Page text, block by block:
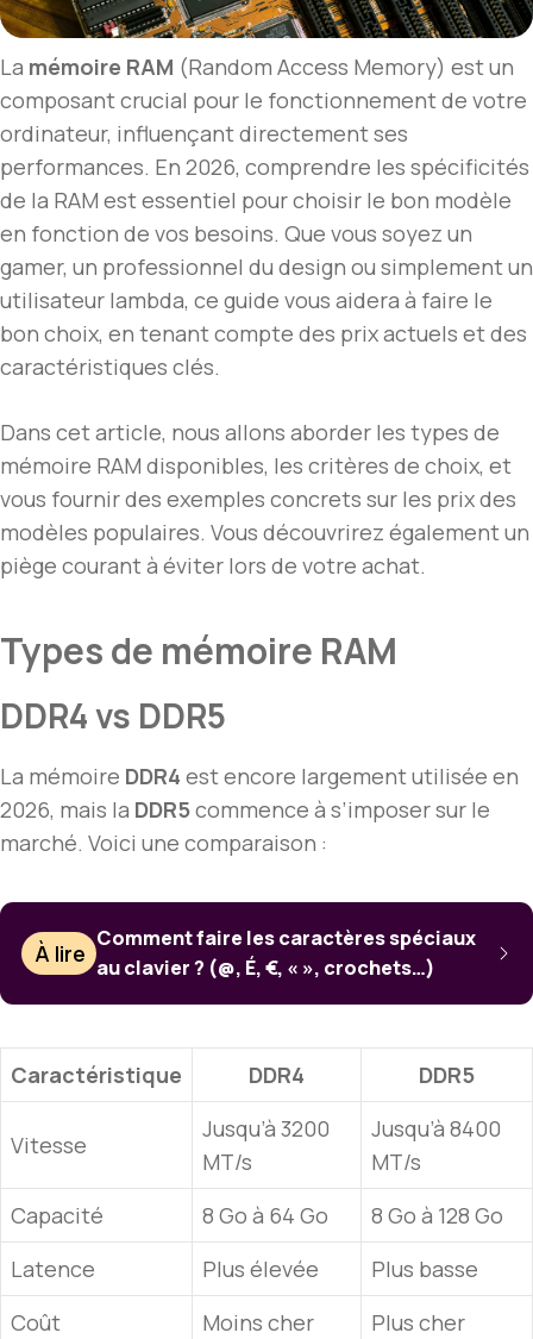
La mémoire RAM (Random Access Memory) est un
composant crucial pour le fonctionnement de votre
ordinateur, influençant directement ses
performances. En 2026, comprendre les spécificités
de la RAM est essentiel pour choisir le bon modèle
en fonction de vos besoins. Que vous soyez un
gamer, un professionnel du design ou simplement un
utilisateur lambda, ce guide vous aidera à faire le
bon choix, en tenant compte des prix actuels et des
caractéristiques clés.
Dans cet article, nous allons aborder les types de
mémoire RAM disponibles, les critères de choix, et
vous fournir des exemples concrets sur les prix des
modèles populaires. Vous découvrirez également un
piège courant à éviter lors de votre achat.
Types de mémoire RAM
DDR4 vs DDR5
La mémoire DDR4 est encore largement utilisée en
2026, mais la DDR5commence à s’imposer sur le
marché. Voici une comparaison :
À lire
Comment faire les caractères spéciaux
au clavier ? (@, É, €, « », crochets…)
Caractéristique DDR4 DDR5
Vitesse
Jusqu’à 3200
MT/s
Jusqu’à 8400
MT/s
Capacité
8 Go à 64 Go
8 Go à 128 Go
Latence
Plus élevée
Plus basse
Coût
Moins cher Plus cher